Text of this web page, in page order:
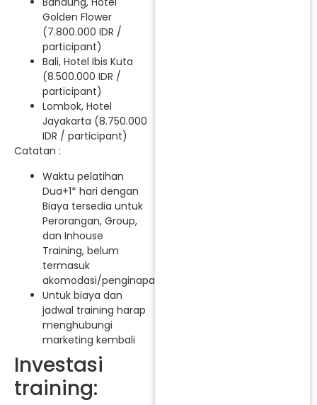
Golden Flower
(7.800.000 IDR /
participant)
Bali, Hotel Ibis Kuta
(8.500.000 IDR /
participant)
Lombok, Hotel
Jayakarta (8.750.000
IDR / participant)
Catatan :
Waktu pelatihan
Dua+1* hari dengan
Biaya tersedia untuk
Perorangan, Group,
dan Inhouse
Training, belum
termasuk
akomodasi/penginapan.
Untuk biaya dan
jadwal training harap
menghubungi
marketing kembali
Investasi
training: